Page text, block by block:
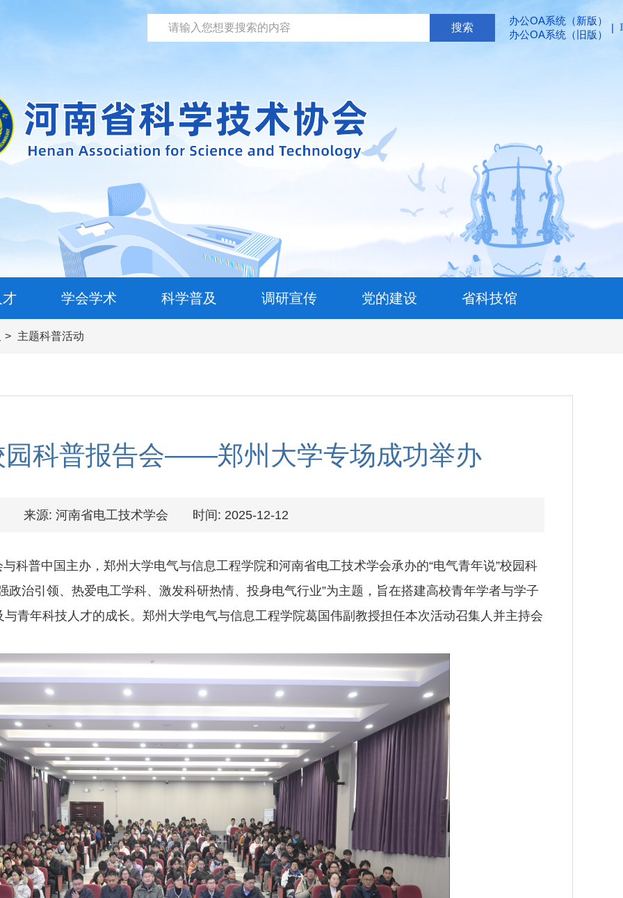
办公OA系统（新版）
办公OA系统（旧版）
|
才 学会学术 科学普及 调研宣传 党的建设 省科技馆
主题科普活动
园科普报告会——郑州大学专场成功举办
来源: 河南省电工技术学会 时间: 2025-12-12
科普中国主办，郑州大学电气与信息工程学院和河南省电工技术学会承办的“电气青年说”校园科
政治引领、热爱电工学科、激发科研热情、投身电气行业”为主题，旨在搭建高校青年学者与学子
青年科技人才的成长。郑州大学电气与信息工程学院葛国伟副教授担任本次活动召集人并主持会